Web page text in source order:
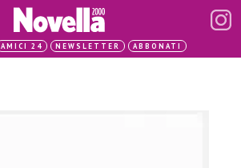
AMICI 24 NEWSLETTER ABBONATI